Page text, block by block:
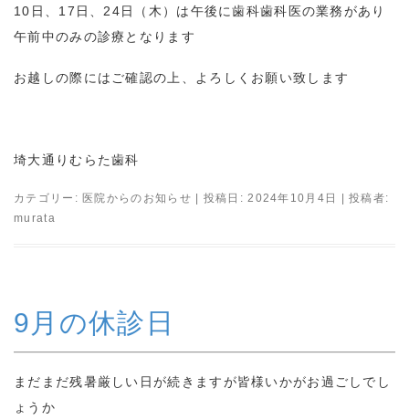
10日、17日、24日（木）は午後に歯科歯科医の業務があり
午前中のみの診療となります
お越しの際にはご確認の上、よろしくお願い致します
埼大通りむらた歯科
カテゴリー: 医院からのお知らせ | 投稿日:2024年10月4日 |投稿者:
murata
9月の休診日
まだまだ残暑厳しい日が続きますが皆様いかがお過ごしでし
ょうか